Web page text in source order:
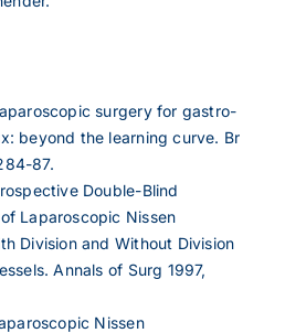
surgery for gastro-
beyond the learning curve. Br
87.
Double-Blind
Laparoscopic Nissen
Division and Without Division
Annals of Surg 1997,
Nissen